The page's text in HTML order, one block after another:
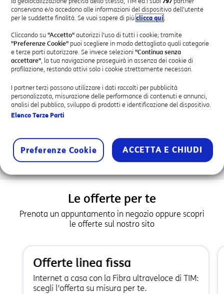
Attivazione Servizi Business
Assistenza Tecnica
Attivazione SPID
PUNTO VIOLA AUTORIZZATO
Il progetto Punti Viola di DonneXStrada ha come fine la creazione
DonneXStrada è quindi un luogo di riferimento nel territorio, che
ha la sensibilità e gli strumenti per accogliere la persona nelle
diverse situazioni di difficoltà.
Le offerte per te
Prenota un appuntamento in negozio oppure scopri
le offerte sul nostro sito
Offerte linea fissa
Internet a casa con la Fibra ultraveloce di TIM:
scegli l'offerta su misura per te.
conservano e/o accedono alle informazioni del dispositivo dell’utente
per le suddette finalità. Se vuoi sapere di più clicca qui.
Cliccando su "Accetto" autorizzi l'uso di tutti i cookie; tramite
"Preferenze Cookie" puoi scegliere in modo dettagliato quali categorie
e terze parti autorizzare. Se invece selezioni "Continua senza
accettare", la tua navigazione proseguirà in assenza dei cookie di
profilazione, restando attivi solo i cookie strettamente necessari.
I partner terzi possono utilizzare i dati raccolti per pubblicità
personalizzata, misurazione delle performance di contenuti e annunci,
analisi del pubblico, sviluppo di prodotti e identificazione del dispositivo.
Elenco Terze Parti
Preferenze Cookie ACCETTA E CHIUDI